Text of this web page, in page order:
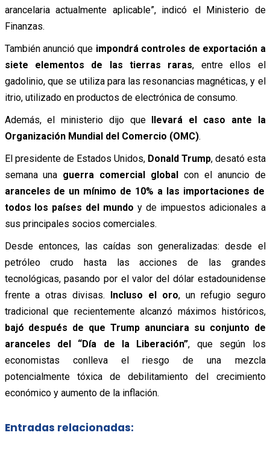
arancelaria actualmente aplicable”, indicó el Ministerio de
Finanzas.
También anunció que impondrá controles de exportación a
siete elementos de las tierras raras, entre ellos el
gadolinio, que se utiliza para las resonancias magnéticas, y el
itrio, utilizado en productos de electrónica de consumo.
Además, el ministerio dijo quellevará el caso ante la
Organización Mundial del Comercio (OMC).
El presidente de Estados Unidos, Donald Trump, desató esta
semana una guerra comercial global con el anuncio de
aranceles de un mínimo de 10% a las importaciones de
todos los países del mundo y de impuestos adicionales a
sus principales socios comerciales.
Desde entonces, las caídas son generalizadas: desde el
petróleo crudo hasta las acciones de las grandes
tecnológicas, pasando por el valor del dólar estadounidense
frente a otras divisas. Incluso el oro, un refugio seguro
tradicional que recientemente alcanzó máximos históricos,
bajó después de que Trump anunciara su conjunto de
aranceles del “Día de la Liberación”, que según los
economistas conlleva el riesgo de una mezcla
potencialmente tóxica de debilitamiento del crecimiento
económico y aumento de la inflación.
Entradas relacionadas: